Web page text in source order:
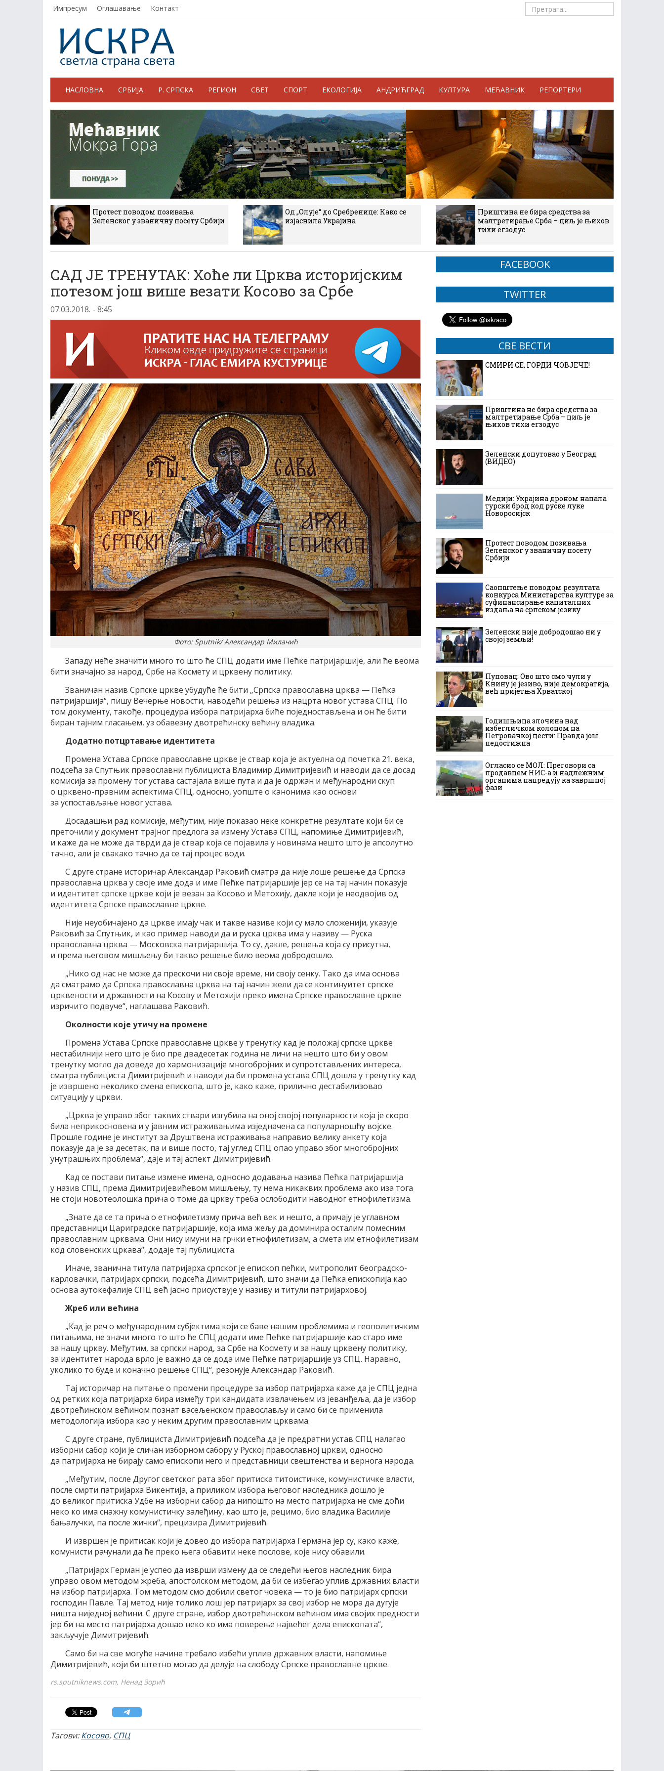
Импресум Оглашавање Контакт
НАСЛОВНА СРБИЈА Р. СРПСКА РЕГИОН СВЕТ СПОРТ ЕКОЛОГИЈА АНДРИЋГРАД КУЛТУРА МЕЋАВНИК РЕПОРТЕРИ
Протест поводом позивања
Зеленског у званичну посету Србији
Од „Олује“ до Сребренице: Како се
изјаснила Украјина
Приштина не бира средства за
малтретирање Срба – циљ је њихов
тихи егзодус
САД ЈЕ ТРЕНУТАК: Хоће ли Црква историјским
потезом још више везати Косово за Србе
07.03.2018. - 8:45
Фото: Sputnik/ Александар Милачић
Западу неће значити много то што ће СПЦ додати име Пећке патријаршије, али ће веома
бити значајно за народ, Србе на Космету и црквену политику.
Званичан назив Српске цркве убудуће ће бити „Српска православна црква — Пећка
патријаршија“, пишу Вечерње новости, наводећи решења из нацрта новог устава СПЦ. По
том документу, такође, процедура избора патријарха биће поједностављена и он ће бити
биран тајним гласањем, уз обавезну двотрећинску већину владика.
Додатно потцртавање идентитета
Промена Устава Српске православне цркве је ствар која је актуелна од почетка 21. века,
подсећа за Спутњик православни публициста Владимир Димитријевић и наводи да се досад
комисија за промену тог устава састајала више пута и да је одржан и међународни скуп
о црквено-правним аспектима СПЦ, односно, уопште о канонима као основи
за успостављање новог устава.
Досадашњи рад комисије, међутим, није показао неке конкретне резултате који би се
преточили у документ трајног предлога за измену Устава СПЦ, напомиње Димитријевић,
и каже да не може да тврди да је ствар која се појавила у новинама нешто што је апсолутно
тачно, али је свакако тачно да се тај процес води.
С друге стране историчар Александар Раковић сматра да није лоше решење да Српска
православна црква у своје име дода и име Пећке патријаршије јер се на тај начин показује
и идентитет српске цркве који је везан за Косово и Метохију, дакле који је неодвојив од
идентитета Српске православне цркве.
Није неуобичајено да цркве имају чак и такве називе који су мало сложенији, указује
Раковић за Спутњик, и као пример наводи да и руска црква има у називу — Руска
православна црква — Московска патријаршија. То су, дакле, решења која су присутна,
и према његовом мишљењу би такво решење било веома добродошло.
„Нико од нас не може да прескочи ни своје време, ни своју сенку. Тако да има основа
да сматрамо да Српска православна црква на тај начин жели да се континуитет српске
црквености и државности на Косову и Метохији преко имена Српске православне цркве
изричито подвуче“, наглашава Раковић.
Околности које утичу на промене
Промена Устава Српске православне цркве у тренутку кад је положај српске цркве
нестабилнији него што је био пре двадесетак година не личи на нешто што би у овом
тренутку могло да доведе до хармонизације многобројних и супротстављених интереса,
сматра публициста Димитријевић и наводи да би промена устава СПЦ дошла у тренутку кад
је извршено неколико смена епископа, што је, како каже, прилично дестабилизовао
ситуацију у цркви.
„Црква је управо због таквих ствари изгубила на оној својој популарности која је скоро
била неприкосновена и у јавним истраживањима изједначена са популарношћу војске.
Прошле године је институт за Друштвена истраживања направио велику анкету која
показује да је за десетак, па и више посто, тај углед СПЦ опао управо због многобројних
унутрашњих проблема“, даје и тај аспект Димитријевић.
Кад се постави питање измене имена, односно додавања назива Пећка патријаршија
у назив СПЦ, према Димитријевићевом мишљењу, ту нема никаквих проблема ако иза тога
не стоји новотеолошка прича о томе да цркву треба ослободити наводног етнофилетизма.
„Знате да се та прича о етнофилетизму прича већ век и нешто, а причају је углавном
представници Цариградске патријаршије, која има жељу да доминира осталим помесним
православним црквама. Они нису имуни на грчки етнофилетизам, а смета им етнофилетизам
код словенских цркава“, додаје тај публициста.
Иначе, званична титула патријарха српског је епископ пећки, митрополит београдско-
карловачки, патријарх српски, подсећа Димитријевић, што значи да Пећка епископија као
основа аутокефалије СПЦ већ јасно присуствује у називу и титули патријарховој.
Жреб или већина
„Кад је реч о међународним субјектима који се баве нашим проблемима и геополитичким
питањима, не значи много то што ће СПЦ додати име Пећке патријаршије као старо име
за нашу цркву. Међутим, за српски народ, за Србе на Космету и за нашу црквену политику,
за идентитет народа врло је важно да се дода име Пећке патријаршије уз СПЦ. Наравно,
уколико то буде и коначно решење СПЦ“, резонује Александар Раковић.
Тај историчар на питање о промени процедуре за избор патријарха каже да је СПЦ једна
од ретких која патријарха бира између три кандидата извлачењем из јеванђеља, да је избор
двотрећинском већином познат васељенском православљу и само би се применила
методологија избора као у неким другим православним црквама.
С друге стране, публициста Димитријевић подсећа да је предратни устав СПЦ налагао
изборни сабор који је сличан изборном сабору у Руској православној цркви, односно
да патријарха не бирају само епископи него и представници свештенства и вернога народа.
„Међутим, после Другог светског рата због притиска титоистичке, комунистичке власти,
после смрти патријарха Викентија, а приликом избора његовог наследника дошло је
до великог притиска Удбе на изборни сабор да нипошто на место патријарха не сме доћи
неко ко има снажну комунистичку залеђину, као што је, рецимо, био владика Василије
бањалучки, па после жички“, прецизира Димитријевић.
И извршен је притисак који је довео до избора патријарха Германа јер су, како каже,
комунисти рачунали да ће преко њега обавити неке послове, које нису обавили.
„Патријарх Герман је успео да изврши измену да се следећи његов наследник бира
управо овом методом жреба, апостолском методом, да би се избегао уплив државних власти
на избор патријарха. Том методом смо добили светог човека — то је био патријарх српски
господин Павле. Тај метод није толико лош јер патријарх за свој избор не мора да дугује
ништа ниједној већини. С друге стране, избор двотрећинском већином има својих предности
јер би на место патријарха дошао неко ко има поверење највећег дела епископата“,
закључује Димитријевић.
Само би на све могуће начине требало избећи уплив државних власти, напомиње
Димитријевић, који би штетно могао да делује на слободу Српске православне цркве.
rs.sputniknews.com, Ненад Зорић
Тагови:Косово, СПЦ
FACEBOOK
TWITTER
СВЕ ВЕСТИ
СМИРИ СЕ, ГОРДИ ЧОВЈЕЧЕ!
Приштина не бира средства за
малтретирање Срба – циљ је
њихов тихи егзодус
Зеленски допутовао у Београд
(ВИДЕО)
Медији: Украјина дроном напала
турски брод код руске луке
Новоросијск
Протест поводом позивања
Зеленског у званичну посету
Србији
Саопштење поводом резултата
конкурса Министарства културе за
суфинансирање капиталних
издања на српском језику
Зеленски није добродошао ни у
својој земљи!
Пуповац: Ово што смо чули у
Книну је језиво, није демократија,
већ пријетња Хрватској
Годишњица злочина над
избегличком колоном на
Петровачкој цести: Правда још
недостижна
Огласио се МОЛ: Преговори са
продавцем НИС-а и надлежним
органима напредују ка завршној
фази